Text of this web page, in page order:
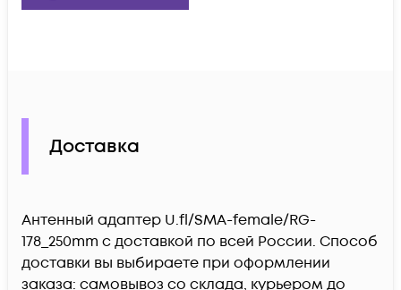
Доставка
Антенный адаптер U.fl/SMA-female/RG-
178_250mm c доставкой по всей России. Способ
доставки вы выбираете при оформлении
заказа: самовывоз со склада, курьером до